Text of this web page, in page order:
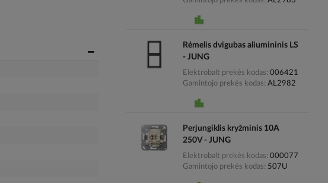
Rėmelis dvigubas aliumininis LS
- JUNG
Elektrobalt prekės kodas 006421
Gamintojo prekės kodas AL2982
Perjungiklis kryžminis 10A
250V - JUNG
Elektrobalt prekės kodas 000077
Gamintojo prekės kodas
507U